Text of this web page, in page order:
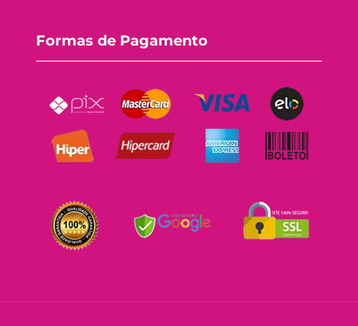
Formas de Pagamento